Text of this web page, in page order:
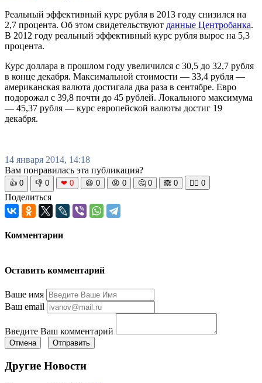
Реальный эффективный курс рубля в 2013 году снизился на
2,7 процента. Об этом свидетельствуют данные Центробанка.
В 2012 году реальный эффективный курс рубля вырос на 5,3
процента.
Курс доллара в прошлом году увеличился с 30,5 до 32,7 рубля
в конце декабря. Максимальной стоимости — 33,4 рубля —
американская валюта достигала два раза в сентябре. Евро
подорожал с 39,8 почти до 45 рублей. Локального максимума
— 45,37 рубля — курс европейской валюты достиг 19
декабря.
14 января 2014, 14:18
Вам понравилась эта публикация?
👍 0 👎 0 ❤ 0 😆 0 😡 0 🤔 0 🙈 0 🧘‍♀️ 0
Поделиться
Комментарии
Оставить комментарий
Ваше имя
Ваш email
Введите Ваш комментарий
Отмена Отправить
Другие Новости